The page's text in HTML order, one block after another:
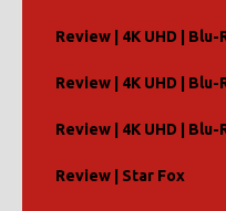
Review | 4K UHD |
Review | 4K UHD |
Review | 4K UHD | Blu-
Review | Star Fox